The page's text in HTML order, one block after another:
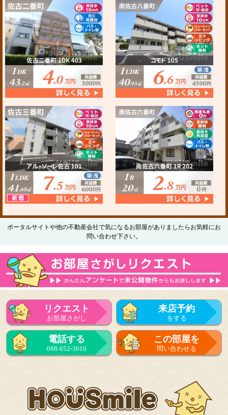
ポータルサイトや他の不動産会社で気になるお部屋がありましたらお気軽にお
問い合わせ下さい。
リクエスト
お部屋さがし
来店予約
をする
電話する
088-652-3016
この部屋を
問い合わせる